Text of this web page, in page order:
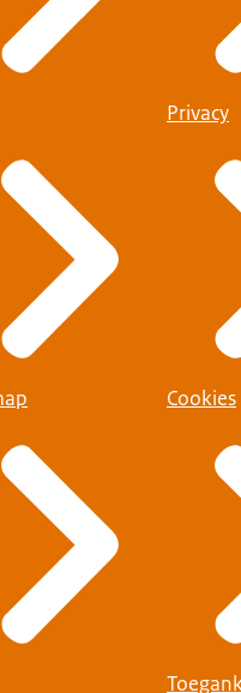
Privacy
Cookies